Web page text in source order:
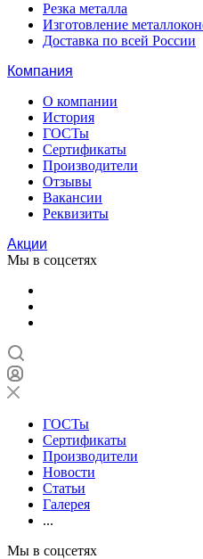
Резка металла
Изготовление
Доставка по всей России
Компания
О компании
История
ГОСТы
Сертификаты
Производители
Отзывы
Вакансии
Реквизиты
Акции
Мы в соцсетях
ГОСТы
Сертификаты
Производители
Новости
Статьи
Галерея
...
Мы в соцсетях